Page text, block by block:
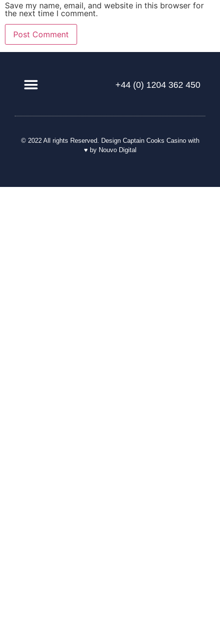
Save my name, email, and website in this browser for
the next time I comment.
+44 (0) 1204 362 450
© 2022 All rights Reserved. Design Captain Cooks Casinowith
♥ by Nouvo Digital